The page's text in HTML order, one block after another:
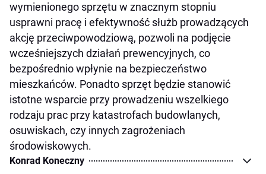
wymienionego sprzętu w znacznym stopniu
usprawni pracę i efektywność służb prowadzących
akcję przeciwpowodziową, pozwoli na podjęcie
wcześniejszych działań prewencyjnych, co
bezpośrednio wpłynie na bezpieczeństwo
mieszkańców. Ponadto sprzęt będzie stanowić
istotne wsparcie przy prowadzeniu wszelkiego
rodzaju prac przy katastrofach budowlanych,
osuwiskach, czy innych zagrożeniach
środowiskowych.
Konrad Koneczny